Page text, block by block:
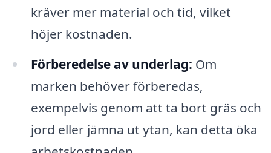
kräver mer material och tid, vilket
höjer kostnaden.
Förberedelse av underlag: Om
marken behöver förberedas,
exempelvis genom att ta bort gräs och
jord eller jämna ut ytan, kan detta öka